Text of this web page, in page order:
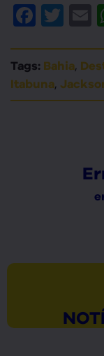
Tags: Bahia,
Itabuna,